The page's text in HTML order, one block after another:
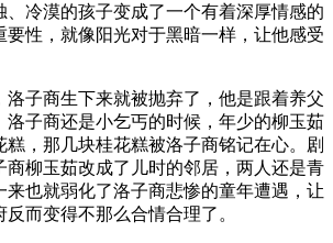
、冷漠的孩子变成了一个有着深厚情感的
要性，就像阳光对于黑暗一样，让他感受
洛子商生下来就被抛弃了，他是跟着养父
洛子商还是小乞丐的时候，年少的柳玉茹
糕，那几块桂花糕被洛子商铭记在心。剧
商柳玉茹改成了儿时的邻居，两人还是青
来也就弱化了洛子商悲惨的童年遭遇，让
而变得不那么合情合理了。